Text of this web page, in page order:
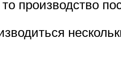
производство